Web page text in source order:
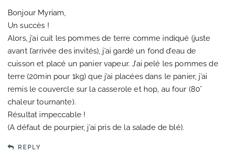
Bonjour Myriam,
Un succès !
Alors, j’ai cuit les pommes de terre comme indiqué (juste
avant l’arrivée des invités), j’ai gardé un fond d’eau de
cuisson et placé un panier vapeur. J’ai pelé les pommes de
terre (20min pour 1kg) que j’ai placées dans le panier, j’ai
remis le couvercle sur la casserole et hop, au four (80°
chaleur tournante).
Résultat impeccable !
(A défaut de pourpier, j’ai pris de la salade de blé).
REPLY